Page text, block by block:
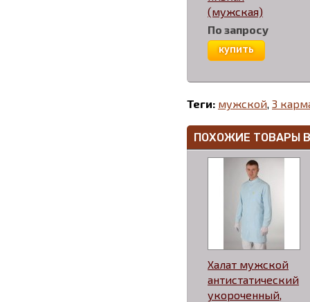
(мужская)
По запросу
купить
Теги: мужской 3
ПОХОЖИЕ ТОВАРЫ
Халат мужской
антистатический
укороченный,